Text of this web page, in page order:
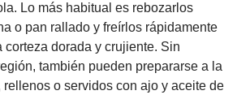
Lo más habitual es rebozarlos
o pan rallado y freírlos rápidamente
corteza dorada y crujiente. Sin
también pueden prepararse a la
rellenos o servidos con ajo y aceite de